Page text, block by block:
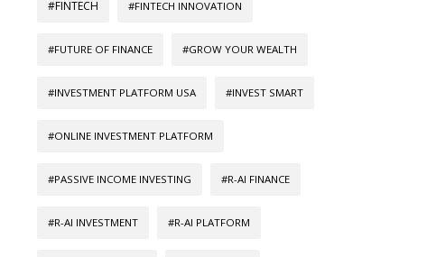
#FINTECH #FINTECH INNOVATION
#FUTURE OF FINANCE #GROW YOUR WEALTH
#INVESTMENT PLATFORM USA #INVEST SMART
#ONLINE INVESTMENT PLATFORM
#PASSIVE INCOME INVESTING #R-AI FINANCE
#R-AI INVESTMENT #R-AI PLATFORM